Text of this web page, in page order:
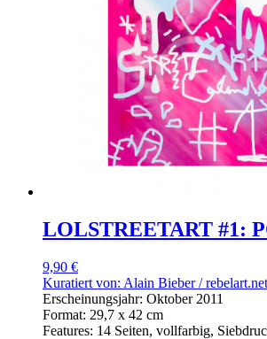
LOLSTREETART #1:
9,90 €
Kuratiert von: Alain Bieber /rebelart.net
Erscheinungsjahr: Oktober 2011
Format: 29,7 x 42 cm
Features: 14 Seiten, vollfarbig,